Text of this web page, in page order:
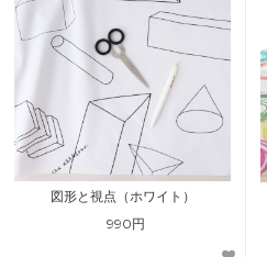
図形と視点（ホワイト）
990円